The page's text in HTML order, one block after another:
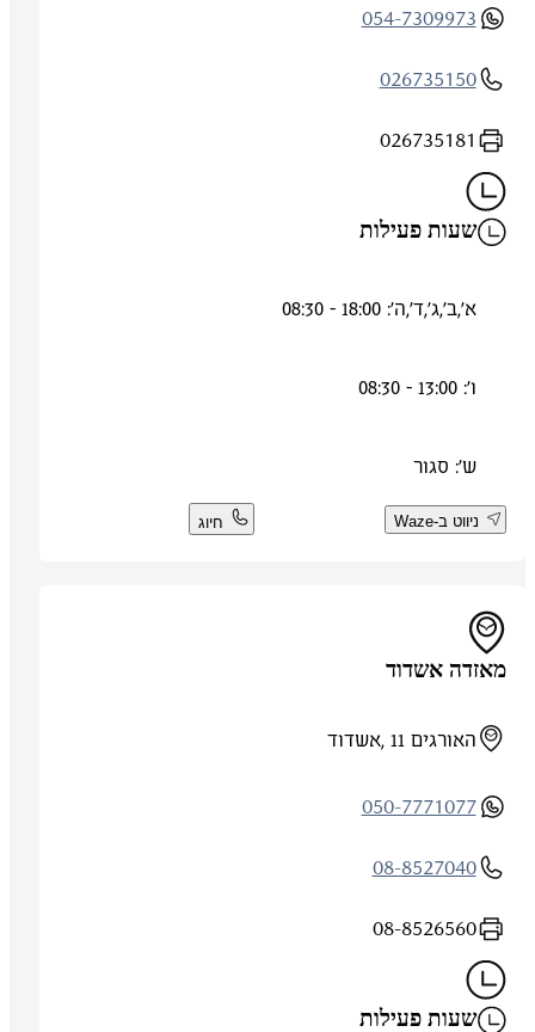
054-7309973
026735150
026735181
שעות פעילות
א',ב',ג',ד',ה': 18:00 - 08:30
ש': סגור
ניווט ב-Waze חיוג
מאזדה אשדוד
האורגים 11 ,אשדוד
050-7771077
08-8527040
08-8526560
שעות פעילות